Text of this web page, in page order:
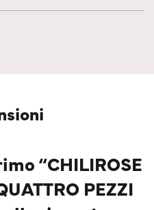
“CHILIROSE
PEZZI